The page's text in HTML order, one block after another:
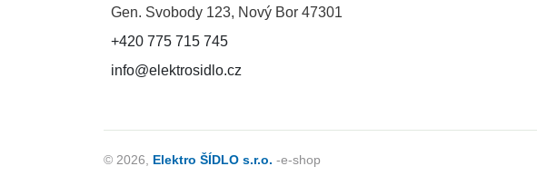
Gen. Svobody 123, Nový Bor 47301
+420 775 715 745
info@elektrosidlo.cz
© 2026, Elektro ŠÍDLO s.r.o. -e-shop